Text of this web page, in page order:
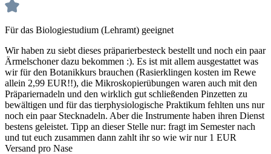
Für das Biologiestudium (Lehramt) geeignet
Wir haben zu siebt dieses präparierbesteck bestellt und noch ein paar
Ärmelschoner dazu bekommen :). Es ist mit allem ausgestattet was
wir für den Botanikkurs brauchen (Rasierklingen kosten im Rewe
allein 2,99 EUR!!), die Mikroskopierübungen waren auch mit den
Präpariernadeln und den wirklich gut schließenden Pinzetten zu
bewältigen und für das tierphysiologische Praktikum fehlten uns nur
noch ein paar Stecknadeln. Aber die Instrumente haben ihren Dienst
bestens geleistet. Tipp an dieser Stelle nur: fragt im Semester nach
und tut euch zusammen dann zahlt ihr so wie wir nur 1 EUR
Versand pro Nase